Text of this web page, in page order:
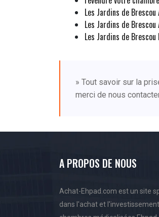
Les Jardins de
Les Jardins de
Les Jardins de
» Tout savoir sur la
merci de nous
A PROPOS DE NOUS
Achat-Ehpad.com est un site
dans l'achat et